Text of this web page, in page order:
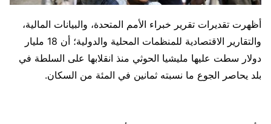
أظهرت تقديرات تقرير خبراء الأمم المتحدة، والبيانات المالية،
والتقارير الاقتصادية للمنظمات المحلية والدولية؛ أن 18 مليار
دولار سطت عليها مليشيا الحوثي منذ انقلابها على السلطة في
بلد يحاصر الجوع ما نسبته ثمانين في المئة من السكان.